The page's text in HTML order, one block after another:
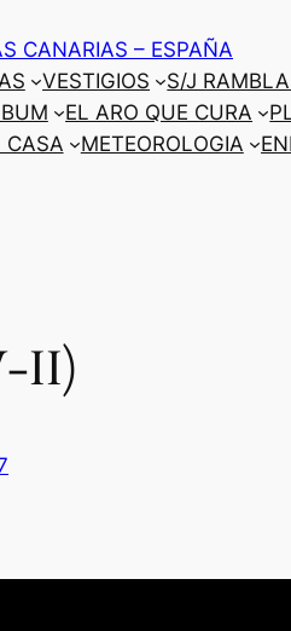
CANARIAS – ESPAÑA
VESTIGIOS S/J
EL ARO QUE CURA
CASA METEOROLOGIA
II)